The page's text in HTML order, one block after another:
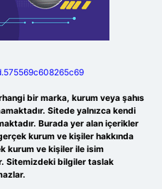
bir marka, kurum veya şahıs
Sitede yalnızca kendi
Burada yer alan içerikler
kurum ve kişiler hakkında
kurum ve kişiler ile isim
Sitemizdeki bilgiler taslak